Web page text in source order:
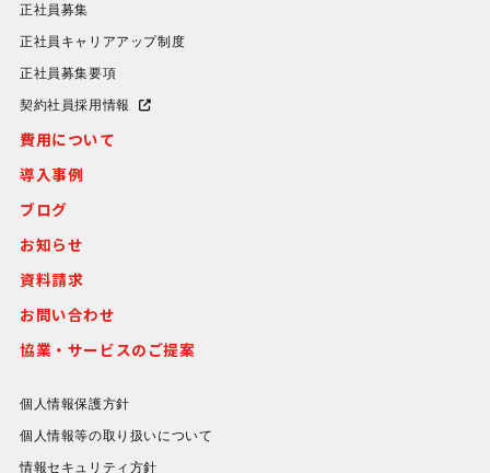
正社員募集
正社員キャリアアップ制度
正社員募集要項
契約社員採用情報
費用について
導入事例
ブログ
お知らせ
資料請求
お問い合わせ
協業・サービスのご提案
個人情報保護方針
個人情報等の取り扱いについて
情報セキュリティ方針